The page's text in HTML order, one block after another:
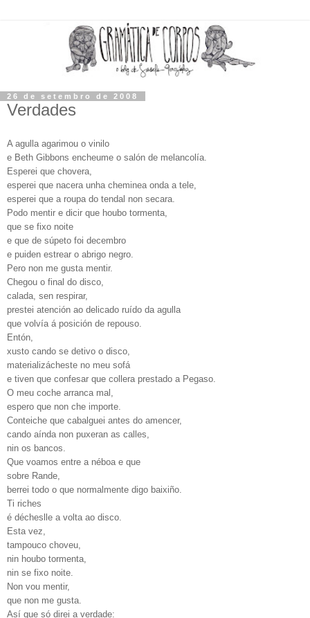
26 de setembro de 2008
Verdades
A agulla agarimou o vinilo
e Beth Gibbons encheume o salón de melancolía.
Esperei que chovera,
esperei que nacera unha cheminea onda a tele,
esperei que a roupa do tendal non secara.
Podo mentir e dicir que houbo tormenta,
que se fixo noite
e que de súpeto foi decembro
e puiden estrear o abrigo negro.
Pero non me gusta mentir.
Chegou o final do disco,
calada, sen respirar,
prestei atención ao delicado ruído da agulla
que volvía á posición de repouso.
Entón,
xusto cando se detivo o disco,
materializácheste no meu sofá
e tiven que confesar que collera prestado a Pegaso.
O meu coche arranca mal,
espero que non che importe.
Conteiche que cabalguei antes do amencer,
cando aínda non puxeran as calles,
nin os bancos.
Que voamos entre a néboa e que
sobre Rande,
berrei todo o que normalmente digo baixiño.
Ti riches
é décheslle a volta ao disco.
Esta vez,
tampouco choveu,
nin houbo tormenta,
nin se fixo noite.
Non vou mentir,
que non me gusta.
Así que só direi a verdade: